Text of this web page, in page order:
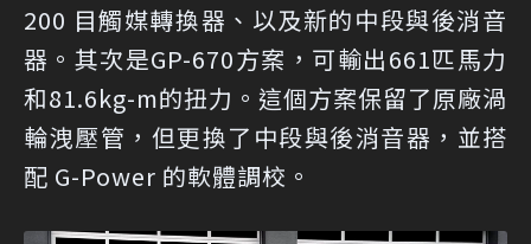
200 目觸媒轉換器、以及新的中段與後消音
器。其次是GP-670方案，可輸出661匹馬力
和81.6kg-m的扭力。這個方案保留了原廠渦
輪洩壓管，但更換了中段與後消音器，並搭
配 G-Power 的軟體調校。